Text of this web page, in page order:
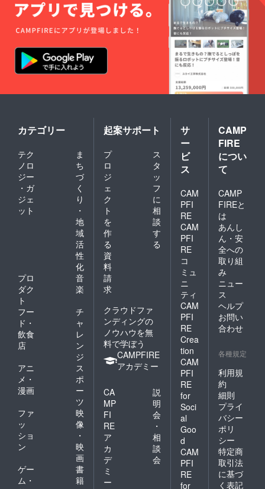
カテゴリー
テク
ノロ
ジー
・ガ
ジェ
ット
ま
ち
づ
く
り
・
地
域
活
性
化
プロ
ダク
ト
音
楽
フー
ド・
飲食
店
チ
ャ
レ
ン
ジ
アニ
メ・
漫画
ス
ポ
ー
ツ
ファ
ッ
ショ
ン
映
像
・
映
画
ゲー
ム・
書
籍
起案サポート
プ
ロ
ジ
ェ
ク
ト
を
作
る
ス
タ
ッ
フ
に
相
談
す
る
資
料
請
求
クラウドファ
ンディングの
ノウハウを無
料で学ぼう
CAMPFIRE
アカデミー
CA
MP
FI
RE
ア
カ
デ
ミ
ー
説
明
会
・
相
談
会
サ
ー
ビ
ス
CAM
PFI
RE
CAM
PFI
RE
コ
ミュ
ニ
ティ
CAM
PFI
RE
Crea
tion
CAM
PFI
RE
for
Soci
al
Goo
d
CAM
PFI
RE
for
CAMP
FIRE
につい
て
CAMP
FIREと
は
あんし
ん・安
全への
取り組
み
ニュー
ス
ヘルプ
お問い
合わせ
各種規定
利用規
約
細則
プライ
バシー
ポリ
シー
特定商
取引法
に基づ
く表記